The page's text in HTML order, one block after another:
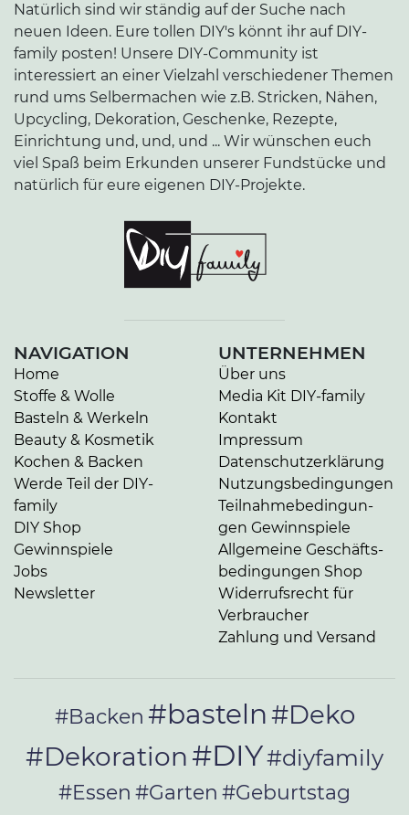
Natürlich sind wir ständig auf der Suche nach
neuen Ideen. Eure tollen DIY's könnt ihr auf DIY-
family posten! Unsere DIY-Community ist
interessiert an einer Vielzahl verschiedener Themen
rund ums Selbermachen wie z.B. Stricken, Nähen,
Upcycling, Dekoration, Geschenke, Rezepte,
Einrichtung und, und, und ... Wir wünschen euch
viel Spaß beim Erkunden unserer Fundstücke und
natürlich für eure eigenen DIY-Projekte.
NAVIGATION
Home
Stoffe & Wolle
Basteln & Werkeln
Beauty & Kosmetik
Kochen & Backen
Werde Teil der DIY-
family
DIY Shop
Gewinnspiele
Jobs
Newsletter
UNTERNEHMEN
Über uns
Media Kit DIY-family
Kontakt
Impressum
Da­ten­schutz­er­klä­rung
Nut­zungs­be­din­gun­gen
Teil­nah­me­be­din­gun­
gen Gewinnspiele
Allgemeine Ge­schäfts­
be­din­gun­gen Shop
Widerrufsrecht für
Verbraucher
Zahlung und Versand
#Backen #basteln#Deko
#Dekoration #DIY#diyfamily
#Essen #Garten #Geburtstag